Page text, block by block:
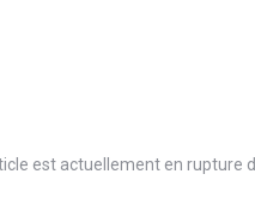
est actuellement en rupture